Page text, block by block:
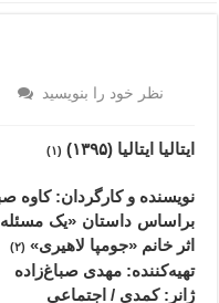
نظر خود را بنویسید
ایتالیا ایتالیا (۱۳۹۵) (۱)
نویسنده و کارگردان: کاوه
براساس داستان «یک
اثر خانم «جومپا لاهیری» (۲)
تهیه‌کننده: مهدی صباغ‌زاده
ژانر : کمدی / اجتماعی